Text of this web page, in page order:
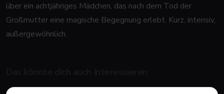
über ein achtjähriges Mädchen, das nach dem Tod der
Großmutter eine magische Begegnung erlebt. Kurz, intensiv,
außergewöhnlich.